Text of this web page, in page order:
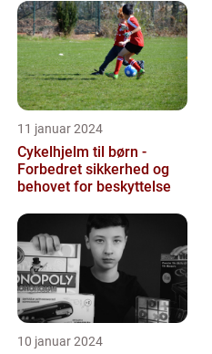
11 januar 2024
Cykelhjelm til børn -
Forbedret sikkerhed og
behovet for beskyttelse
10 januar 2024